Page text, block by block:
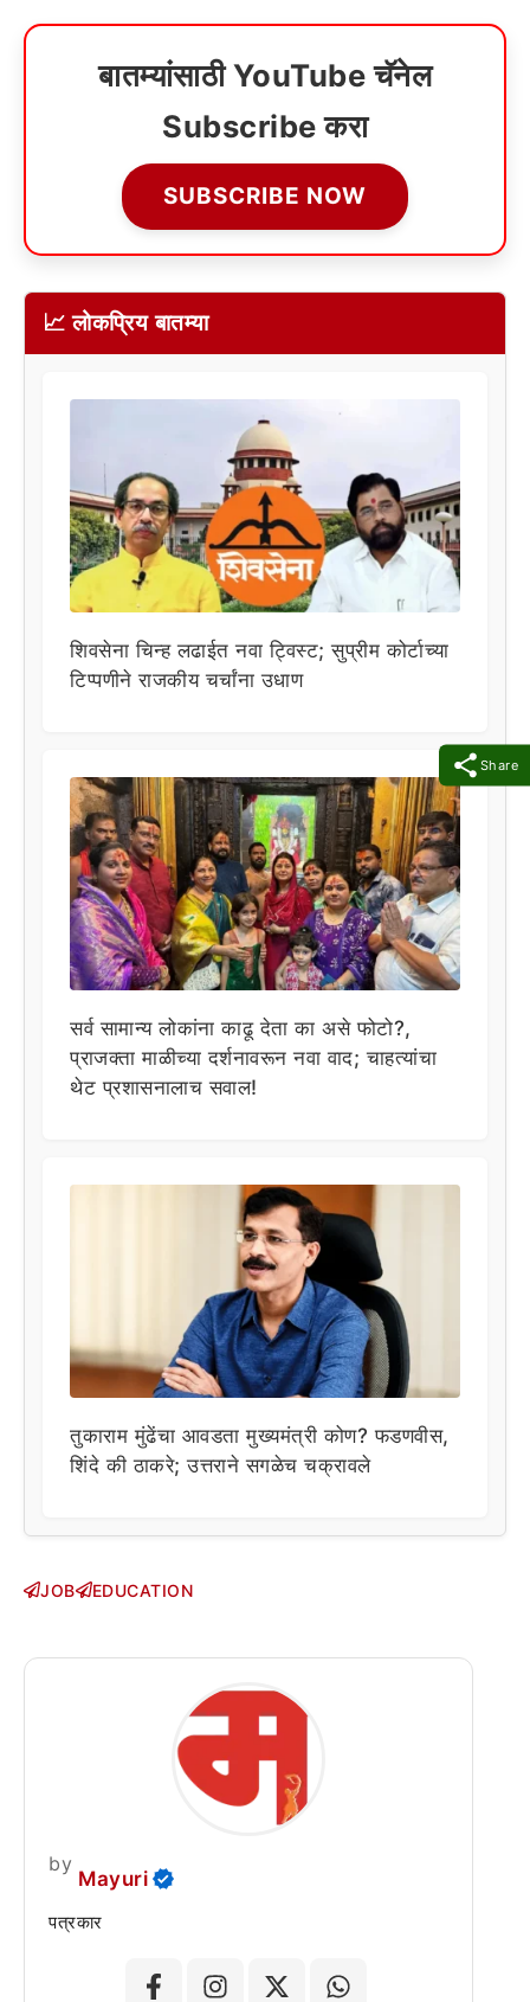
Share
बातम्यांसाठी YouTube चॅनेल
Subscribe करा
SUBSCRIBE NOW
📈 लोकप्रिय बातम्या
शिवसेना चिन्ह लढाईत नवा ट्विस्ट; सुप्रीम कोर्टाच्या
टिप्पणीने राजकीय चर्चांना उधाण
सर्व सामान्य लोकांना काढू देता का असे फोटो?,
प्राजक्ता माळीच्या दर्शनावरून नवा वाद; चाहत्यांचा
थेट प्रशासनालाच सवाल!
तुकाराम मुंढेंचा आवडता मुख्यमंत्री कोण? फडणवीस,
शिंदे की ठाकरे; उत्तराने सगळेच चक्रावले
JOB EDUCATION
by
Mayuri
पत्रकार